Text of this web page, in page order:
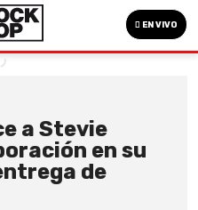
EN VIVO
a Stevie
en su
de